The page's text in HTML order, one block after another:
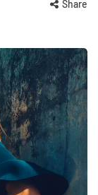
Share